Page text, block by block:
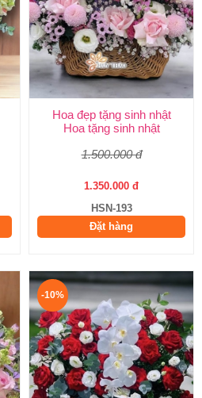
Hoa đẹp tặng sinh nhật
Hoa tặng sinh nhật
1.500.000 đ
1.350.000 đ
HSN-193
Đặt hàng
-10%